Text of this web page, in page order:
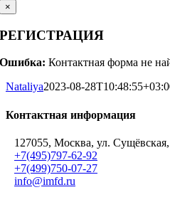
×
РЕГИСТРАЦИЯ
Ошибка: Контактная форма не
Nataliya2023-08-
Контактная информация
127055, Москва, ул.
+7(495)797-62-92
+7(499)750-07-27
info@imfd.ru